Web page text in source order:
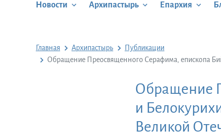
Новости Архипастырь Епархия
Главная Архипастырь
Публикации
Обращение Преосвященного Серафима, епископа
Обращение
и
Великой